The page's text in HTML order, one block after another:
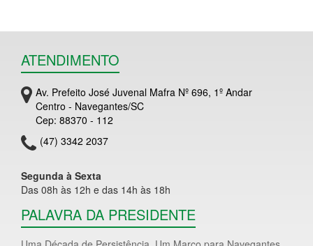
ATENDIMENTO
Av. Prefeito José Juvenal Mafra Nº 696, 1º Andar
Centro - Navegantes/SC
Cep: 88370 - 112
(47) 3342 2037
Segunda à Sexta
Das 08h às 12h e das 14h às 18h
PALAVRA DA PRESIDENTE